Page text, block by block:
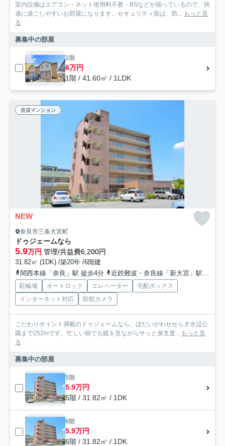
室内設備はエアコン・ネット使用料不要・BSなどが揃っているので、快
適に過ごしやすいお部屋になります。セキュリティ面は、防... もっと見
る
募集中の部屋
1階
6万円
1階 / 41.60㎡ / 1LDK
賃貸マンション
NEW
奈良市三条大宮町
ドゥジェームなら
5.9万円 管理/共益費6,200円
31.82㎡ (1DK) /築20年 /6階建
関西本線「奈良」駅 徒歩4分
近鉄難波・奈良線「新大宮」駅 徒歩14分
駐輪場 オートロック エレベーター
宅配ボックス
インターネット対応
防犯カメラ
こだわりポイント満載のドゥジェームなら。ぼだいがわせせらぎ水辺公
園まで252mです。忙しい朝でも鏡を見ながらサッと身支度... もっと見
る
募集中の部屋
5階
5.9万円
5階 / 31.82㎡ / 1DK
6階
5.9万円
6階 / 31.82㎡ / 1DK